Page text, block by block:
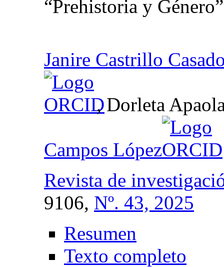
“Prehistoria y Género”
Janire Castrillo
, Dorleta
Campos López
Revista de
9106, Nº. 43, 2025
Resumen
Texto completo